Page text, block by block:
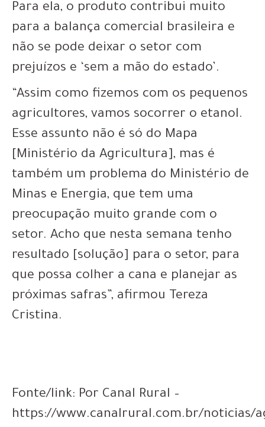
Para ela, o produto contribui muito
para a balança comercial brasileira e
não se pode deixar o setor com
prejuízos e ‘sem a mão do estado’.
“Assim como fizemos com os pequenos
agricultores, vamos socorrer o etanol.
Esse assunto não é só do Mapa
[Ministério da Agricultura], mas é
também um problema do Ministério de
Minas e Energia, que tem uma
preocupação muito grande com o
setor. Acho que nesta semana tenho
resultado [solução] para o setor, para
que possa colher a cana e planejar as
próximas safras”, afirmou Tereza
Cristina.
Fonte/link: Por Canal Rural –
https://www.canalrural.com.br/noticias/